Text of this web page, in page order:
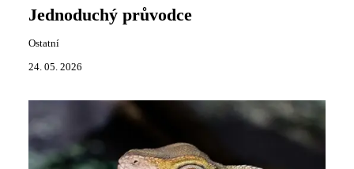
Jednoduchý průvodce
Ostatní
24. 05. 2026